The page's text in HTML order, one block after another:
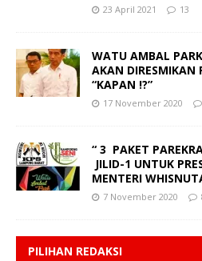
23 April 2021 13
WATU AMBAL
AKAN DIRESMIKAN
“KAPAN !?”
17 November 2020
“ 3 PAKET
JILID-1 UNTUK
MENTERI
7 November 2020
PILIHAN REDAKSI